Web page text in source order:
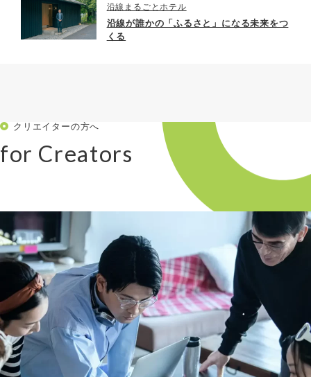
沿線まるごとホテル
沿線が誰かの「ふるさと」になる未来をつ
くる
クリエイターの方へ
for Creators